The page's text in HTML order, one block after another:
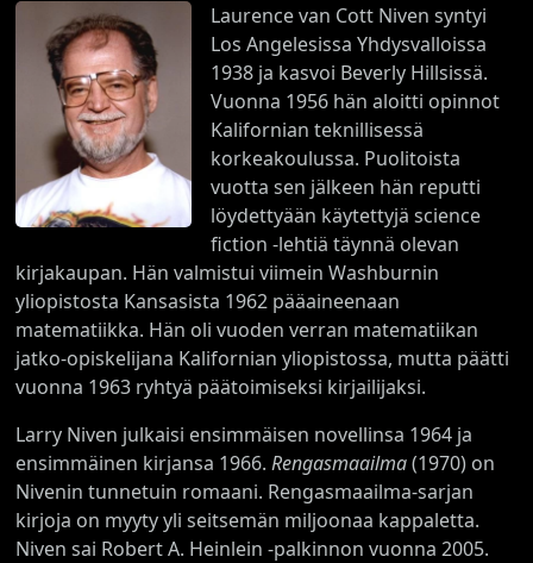
Laurence van Cott Niven syntyi
Los Angelesissa Yhdysvalloissa
1938 ja kasvoi Beverly Hillsissä.
Vuonna 1956 hän aloitti opinnot
Kalifornian teknillisessä
korkeakoulussa. Puolitoista
vuotta sen jälkeen hän reputti
löydettyään käytettyjä science
fiction -lehtiä täynnä olevan
kirjakaupan. Hän valmistui viimein Washburnin
yliopistosta Kansasista 1962 pääaineenaan
matematiikka. Hän oli vuoden verran matematiikan
jatko-opiskelijana Kalifornian yliopistossa, mutta päätti
vuonna 1963 ryhtyä päätoimiseksi kirjailijaksi.
Larry Niven julkaisi ensimmäisen novellinsa 1964 ja
ensimmäinen kirjansa 1966.Rengasmaailma(1970) on
Nivenin tunnetuin romaani. Rengasmaailma-sarjan
kirjoja on myyty yli seitsemän miljoonaa kappaletta.
Niven sai Robert A. Heinlein -palkinnon vuonna 2005.